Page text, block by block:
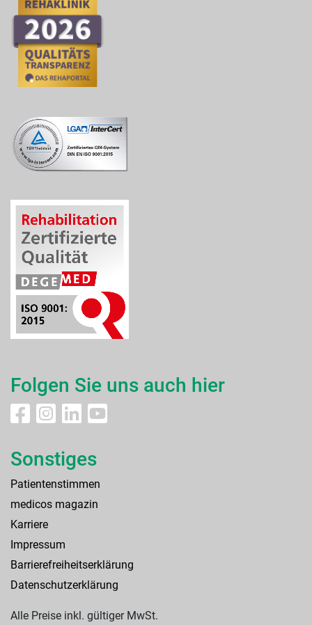
Folgen Sie uns auch hier
Sonstiges
Patientenstimmen
medicos magazin
Karriere
Impressum
Barrierefreiheitserklärung
Datenschutzerklärung
Alle Preise inkl. gültiger MwSt.